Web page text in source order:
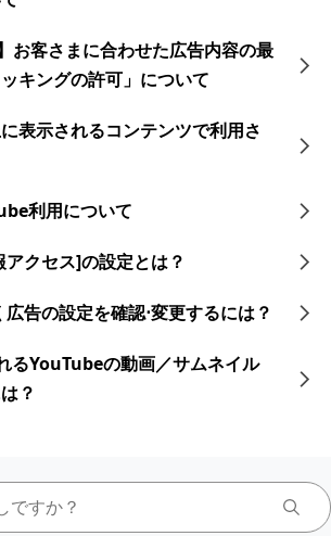
お客さまに合わせた広告内容の最
キングの許可」について
表示されるコンテンツで利用さ
利用について
クセス]の設定とは？
告の​設定を​確認⋅変更するには？​
るYouTubeの動画／サムネイル
？